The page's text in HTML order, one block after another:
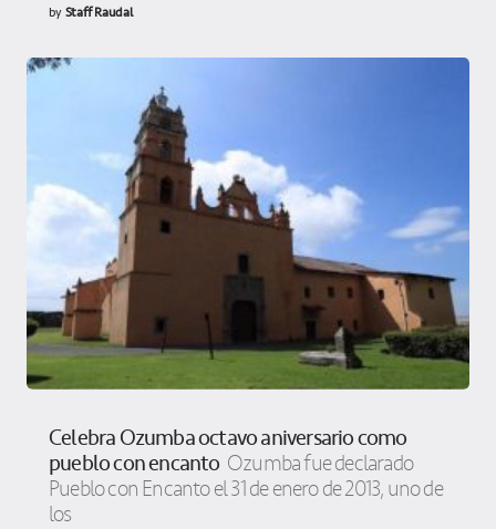
byStaff Raudal
Celebra Ozumba octavo aniversario como
pueblo con encanto Ozumba fue declarado
Pueblo con Encanto el 31 de enero de 2013, uno de
los